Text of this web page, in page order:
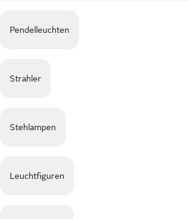
Pendelleuchten
Strahler
Stehlampen
Leuchtfiguren